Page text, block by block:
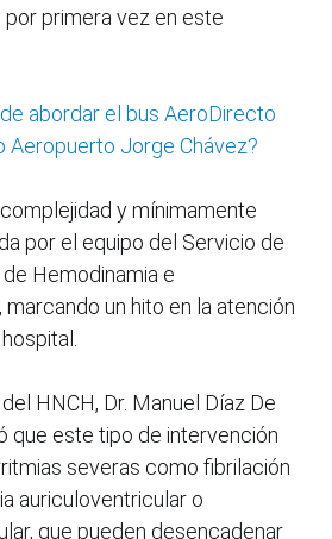
primera vez en este
abordar el bus AeroDirecto
Aeropuerto Jorge Chávez?
y mínimamente
por el equipo del Servicio de
Hemodinamia e
un hito en la atención
HNCH, Dr. Manuel Díaz De
que este tipo de intervención
severas como fibrilación
auriculoventricular o
que pueden desencadenar